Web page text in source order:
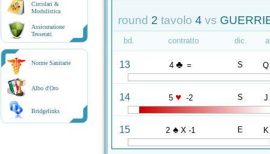
Circolari &
Modulistica
Assicurazione
Tesserati
Norme Sanitarie
Albo d'Oro
Bridgelinks
round 2 tavolo 4 vs
bd. contratto dic.
13 4 ♣ = S Q
14 5 ♥ -2 S J
15 2 ♠ X -1 E K